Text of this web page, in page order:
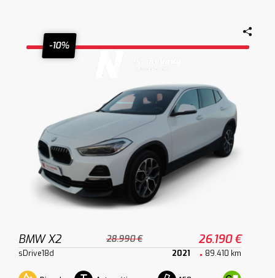
-10%
BMW X2 28.990 € 26.190 €
sDrive18d 2021 89.410 km